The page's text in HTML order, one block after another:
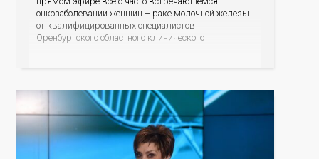
онкозаболевании женщин – раке молочной железы
от квалифицированных специалистов
Оренбургского областного клинического
группе риска, по каким